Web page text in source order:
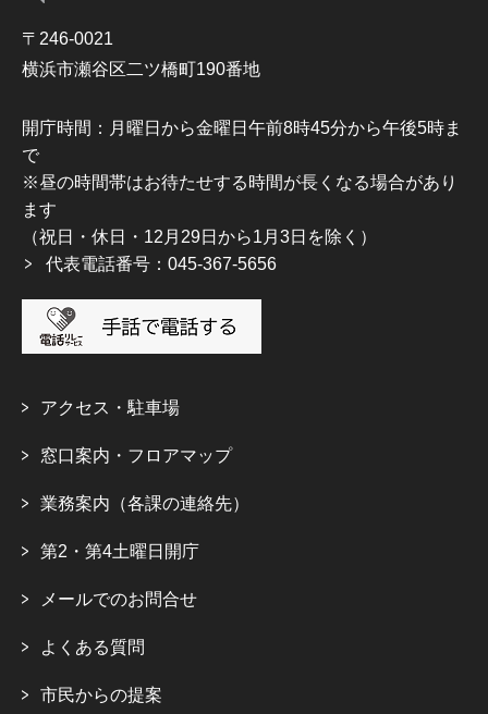
〒246-0021
横浜市瀬谷区二ツ橋町190番地
開庁時間：月曜日から金曜日午前8時45分から午後5時ま
で
※昼の時間帯はお待たせする時間が長くなる場合があり
ます
（祝日・休日・12月29日から1月3日を除く）
代表電話番号：045-367-5656
アクセス・駐車場
窓口案内・フロアマップ
業務案内（各課の連絡先）
第2・第4土曜日開庁
メールでのお問合せ
よくある質問
市民からの提案